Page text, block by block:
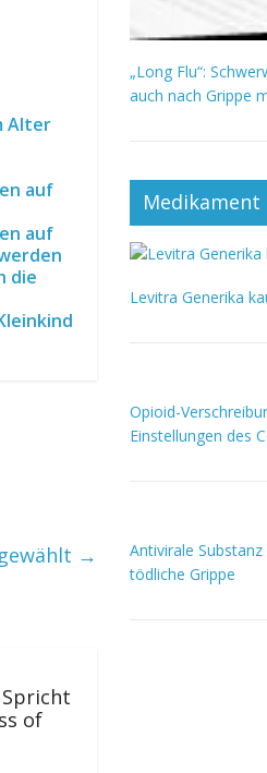
Alter
auf
auf
die
→
of
„Long Flu“:
auch nach Grippe
Medikament
Levitra Generika
Opioid-
Einstellungen des
Antivirale
tödliche Grippe